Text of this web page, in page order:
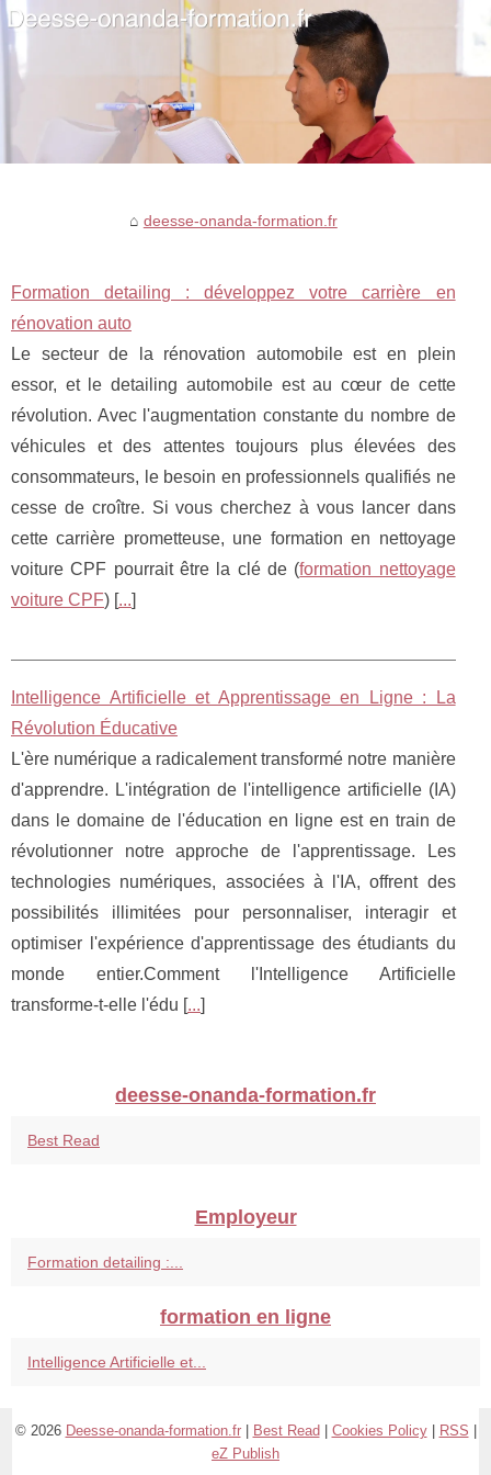
deesse-onanda-formation.fr
Formation detailing : développez votre carrière en
rénovation auto
Le secteur de la rénovation automobile est en plein
essor, et le detailing automobile est au cœur de cette
révolution. Avec l'augmentation constante du nombre de
véhicules et des attentes toujours plus élevées des
consommateurs, le besoin en professionnels qualifiés ne
cesse de croître. Si vous cherchez à vous lancer dans
cette carrière prometteuse, une formation en nettoyage
voiture CPF pourrait être la clé de (formation nettoyage
voiture CPF) [...]
Intelligence Artificielle et Apprentissage en Ligne : La
Révolution Éducative
L'ère numérique a radicalement transformé notre manière
d'apprendre. L'intégration de l'intelligence artificielle (IA)
dans le domaine de l'éducation en ligne est en train de
révolutionner notre approche de l'apprentissage. Les
technologies numériques, associées à l'IA, offrent des
possibilités illimitées pour personnaliser, interagir et
optimiser l'expérience d'apprentissage des étudiants du
monde entier.Comment l'Intelligence Artificielle
transforme-t-elle l'édu [...]
deesse-onanda-formation.fr
Best Read
Employeur
Formation detailing :...
formation en ligne
Intelligence Artificielle et...
© 2026 Deesse-onanda-formation.fr| Best Read Cookies Policy| RSS
eZ Publish